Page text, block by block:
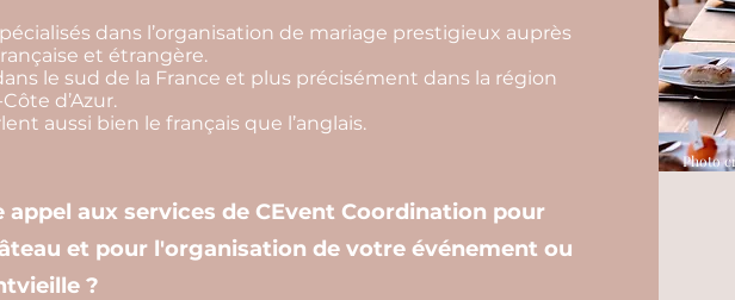
dans l’organisation de mariage prestigieux auprès
et étrangère.
le sud de la France et plus précisément dans la région
d’Azur.
aussi bien le français que l’anglais.
appel aux services de CEvent Coordination pour
et pour l'organisation de votre événement ou
?
Photo